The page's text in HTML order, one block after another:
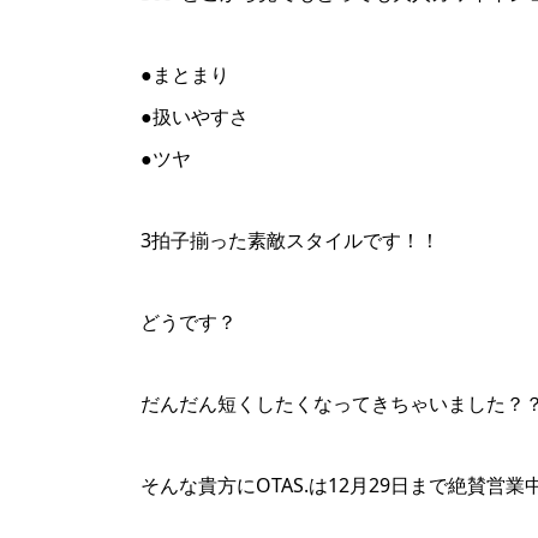
●まとまり
●扱いやすさ
●ツヤ
3拍子揃った素敵スタイルです！！
どうです？
だんだん短くしたくなってきちゃいました？？
そんな貴方にOTAS.は12月29日まで絶賛営業